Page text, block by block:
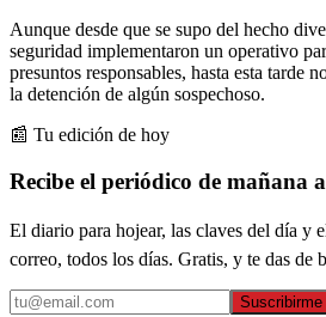
Aunque desde que se supo del hecho
seguridad implementaron un operativo
presuntos responsables, hasta esta tarde
la detención de algún sospechoso.
📰 Tu edición de hoy
Recibe el periódico de mañana
El diario para hojear, las claves del día y
correo, todos los días. Gratis, y te das de
Suscribirme